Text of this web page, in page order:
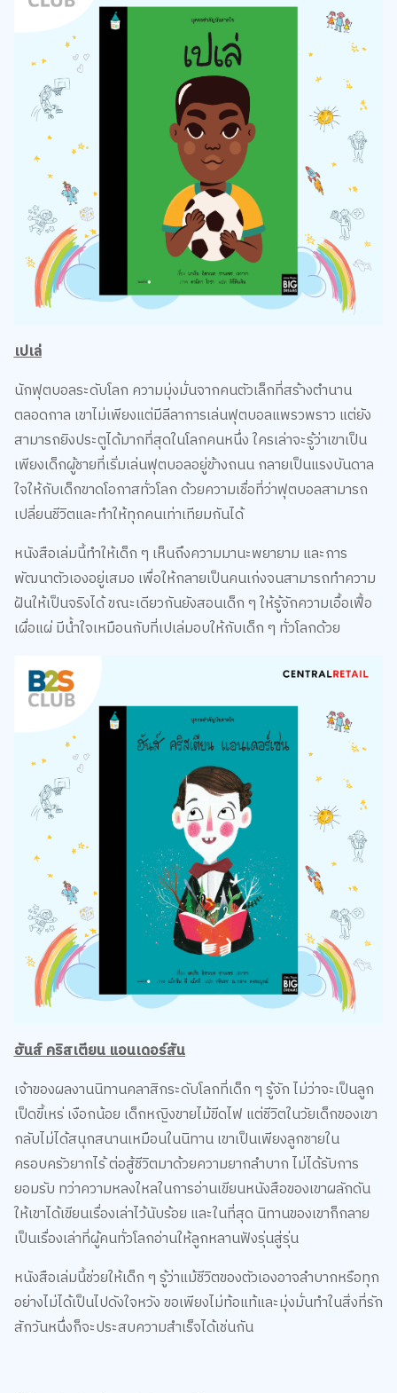
เปเล่
นักฟุตบอลระดับโลก ความมุ่งมั่นจากคนตัวเล็กที่สร้างตำนาน
ตลอดกาล เขาไม่เพียงแต่มีลีลาการเล่นฟุตบอลแพรวพราว แต่ยัง
สามารถยิงประตูได้มากที่สุดในโลกคนหนึ่ง ใครเล่าจะรู้ว่าเขาเป็น
เพียงเด็กผู้ชายที่เริ่มเล่นฟุตบอลอยู่ข้างถนน กลายเป็นแรงบันดาล
ใจให้กับเด็กขาดโอกาสทั่วโลก ด้วยความเชื่อที่ว่าฟุตบอลสามารถ
เปลี่ยนชีวิตและทำให้ทุกคนเท่าเทียมกันได้
หนังสือเล่มนี้ทำให้เด็ก ๆ เห็นถึงความมานะพยายาม และการ
พัฒนาตัวเองอยู่เสมอ เพื่อให้กลายเป็นคนเก่งจนสามารถทำความ
ฝันให้เป็นจริงได้ ขณะเดียวกันยังสอนเด็ก ๆ ให้รู้จักความเอื้อเฟื้อ
เผื่อแผ่ มีน้ำใจเหมือนกับที่เปเล่มอบให้กับเด็ก ๆ ทั่วโลกด้วย
ฮันส์ คริสเตียน แอนเดอร์สัน
เจ้าของผลงานนิทานคลาสิกระดับโลกที่เด็ก ๆ รู้จัก ไม่ว่าจะเป็นลูก
เป็ดขี้เหร่ เงือกน้อย เด็กหญิงขายไม้ขีดไฟ แต่ชีวิตในวัยเด็กของเขา
กลับไม่ได้สนุกสนานเหมือนในนิทาน เขาเป็นเพียงลูกชายใน
ครอบครัวยากไร้ ต่อสู้ชีวิตมาด้วยความยากลำบาก ไม่ได้รับการ
ยอมรับ ทว่าความหลงใหลในการอ่านเขียนหนังสือของเขาผลักดัน
ให้เขาได้เขียนเรื่องเล่าไว้นับร้อย และในที่สุด นิทานของเขาก็กลาย
เป็นเรื่องเล่าที่ผู้คนทั่วโลกอ่านให้ลูกหลานฟังรุ่นสู่รุ่น
หนังสือเล่มนี้ช่วยให้เด็ก ๆ รู้ว่าแม้ชีวิตของตัวเองอาจลำบากหรือทุก
อย่างไม่ได้เป็นไปดังใจหวัง ขอเพียงไม่ท้อแท้และมุ่งมั่นทำในสิ่งที่รัก
สักวันหนึ่งก็จะประสบความสำเร็จได้เช่นกัน